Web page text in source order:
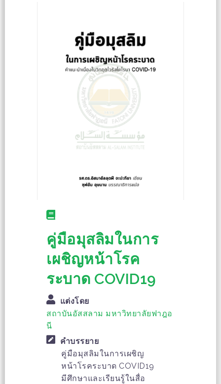
คู่มือมุสลิมในการ
เผชิญหน้าโรค
ระบาด COVID19
แต่งโดย
สถาบันอัสสลาม มหาวิทยาลัยฟาฎอ
นี
คำบรรยาย
คู่มือมุสลิมในการเผชิญ
หน้าโรคระบาด COVID19
มีศึกษาและเรียนรู้ในสื่อ